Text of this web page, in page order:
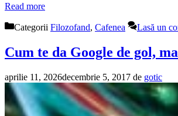
Read more
Categorii Filozofand, Cafenea Lasă un
Cum te da Google de gol,
aprilie 11, 2026decembrie 5, 2017 de gotic